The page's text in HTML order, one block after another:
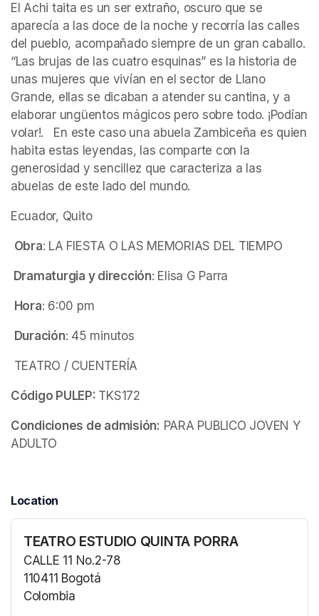
El Achi taita es un ser extraño, oscuro que se
aparecía a las doce de la noche y recorría las calles
del pueblo, acompañado siempre de un gran caballo.
“Las brujas de las cuatro esquinas” es la historia de
unas mujeres que vivían en el sector de Llano
Grande, ellas se dicaban a atender su cantina, y a
elaborar ungüentos mágicos pero sobre todo. ¡Podían
volar!.   En este caso una abuela Zambiceña es quien
habita estas leyendas, las comparte con la
generosidad y sencillez que caracteriza a las
abuelas de este lado del mundo.
Ecuador, Quito
Obra: LA FIESTA O LAS MEMORIAS DEL TIEMPO
Dramaturgia y dirección: Elisa G Parra
Hora: 6:00 pm
Duración: 45 minutos
TEATRO / CUENTERÍA
Código PULEP: TKS172
Condiciones de admisión: PARA PUBLICO JOVEN Y
ADULTO
Location
TEATRO ESTUDIO QUINTA PORRA
CALLE 11 No.2-78
110411 Bogotá
Colombia